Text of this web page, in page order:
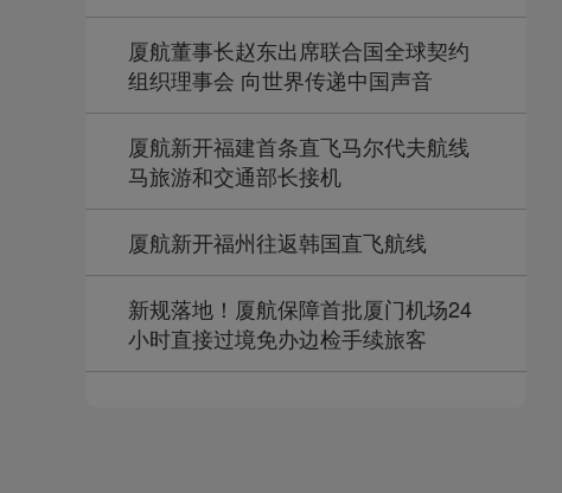
厦航董事长赵东出席联合国全球契约
组织理事会 向世界传递中国声音
厦航新开福建首条直飞马尔代夫航线
马旅游和交通部长接机
厦航新开福州往返韩国直飞航线
新规落地！厦航保障首批厦门机场24
小时直接过境免办边检手续旅客